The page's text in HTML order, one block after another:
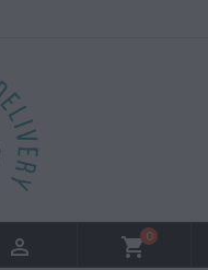
 shopping_cart0